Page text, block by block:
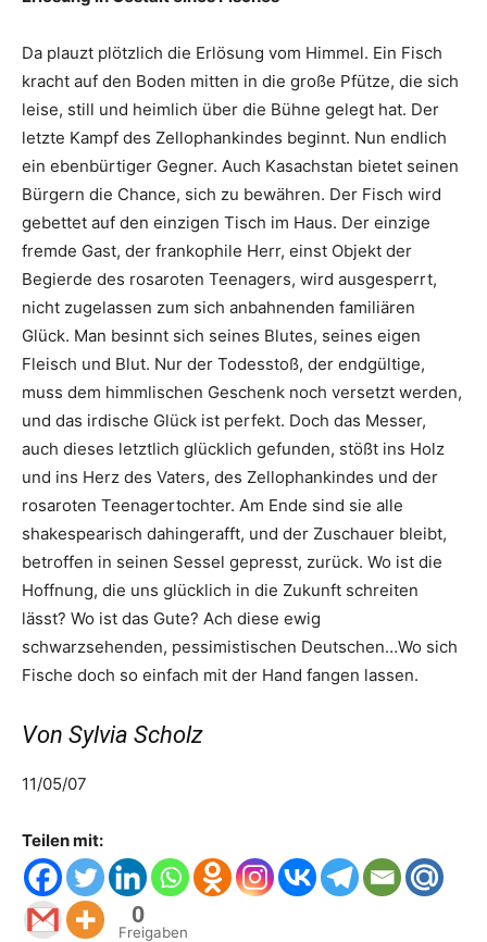
Da plauzt plötzlich die Erlösung vom Himmel. Ein Fisch
kracht auf den Boden mitten in die große Pfütze, die sich
leise, still und heimlich über die Bühne gelegt hat. Der
letzte Kampf des Zellophankindes beginnt. Nun endlich
ein ebenbürtiger Gegner. Auch Kasachstan bietet seinen
Bürgern die Chance, sich zu bewähren. Der Fisch wird
gebettet auf den einzigen Tisch im Haus. Der einzige
fremde Gast, der frankophile Herr, einst Objekt der
Begierde des rosaroten Teenagers, wird ausgesperrt,
nicht zugelassen zum sich anbahnenden familiären
Glück. Man besinnt sich seines Blutes, seines eigen
Fleisch und Blut. Nur der Todesstoß, der endgültige,
muss dem himmlischen Geschenk noch versetzt werden,
und das irdische Glück ist perfekt. Doch das Messer,
auch dieses letztlich glücklich gefunden, stößt ins Holz
und ins Herz des Vaters, des Zellophankindes und der
rosaroten Teenagertochter. Am Ende sind sie alle
shakespearisch dahingerafft, und der Zuschauer bleibt,
betroffen in seinen Sessel gepresst, zurück. Wo ist die
Hoffnung, die uns glücklich in die Zukunft schreiten
lässt? Wo ist das Gute? Ach diese ewig
schwarzsehenden, pessimistischen Deutschen…Wo sich
Fische doch so einfach mit der Hand fangen lassen.
Von Sylvia Scholz
11/05/07
Teilen mit:
0
Freigaben